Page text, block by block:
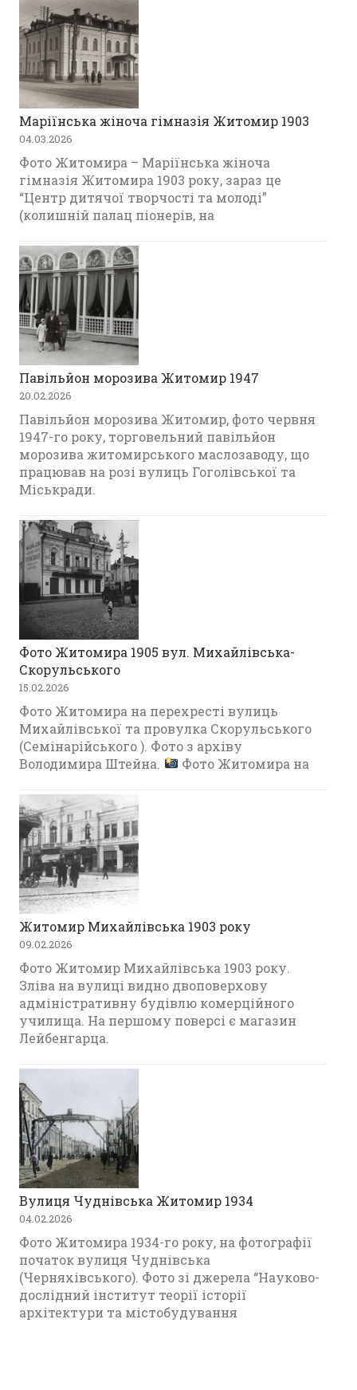
Маріїнська жіноча гімназія Житомир 1903
04.03.2026
Фото Житомира – Маріїнська жіноча
гімназія Житомира 1903 року, зараз це
“Центр дитячої творчості та молоді”
(колишній палац піонерів, на
Павільйон морозива Житомир 1947
20.02.2026
Павільйон морозива Житомир, фото червня
1947-го року, торговельний павільйон
морозива житомирського маслозаводу, що
працював на розі вулиць Гоголівської та
Міськради.
Фото Житомира 1905 вул. Михайлівська-
Скорульського
15.02.2026
Фото Житомира на перехресті вулиць
Михайлівської та провулка Скорульського
(Семінарійського ). Фото з архіву
Володимира Штейна.
Фото Житомира на
Житомир Михайлівська 1903 року
09.02.2026
Фото Житомир Михайлівська 1903 року.
Зліва на вулиці видно двоповерхову
адміністративну будівлю комерційного
училища. На першому поверсі є магазин
Лейбенгарца.
Вулиця Чуднівська Житомир 1934
04.02.2026
Фото Житомира 1934-го року, на фотографії
початок вулиця Чуднівська
(Черняхівського). Фото зі джерела “Науково-
дослідний інститут теорії історії
архітектури та містобудування